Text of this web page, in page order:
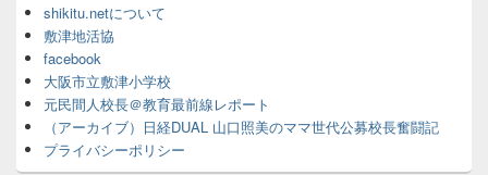
shikitu.netについて
敷津地活協
facebook
大阪市立敷津小学校
元民間人校長＠教育最前線レポート
（アーカイブ）日経DUAL 山口照美のママ世代公募校長奮闘記
プライバシーポリシー